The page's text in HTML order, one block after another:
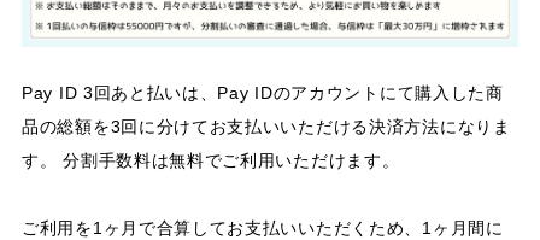
Pay ID 3回あと払いは、Pay IDのアカウントにて購入した商
品の総額を3回に分けてお支払いいただける決済方法になりま
す。 分割手数料は無料でご利用いただけます。
ご利用を1ヶ月で合算してお支払いいただくため、1ヶ月間に